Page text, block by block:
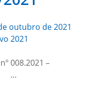
outubro de 2021
2021
008.2021 –
…